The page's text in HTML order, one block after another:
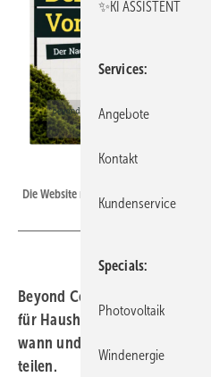
Die Website mit der Beta-Version des
Beyond Content bietet im
für Haushalte an. Der
wann und für wen es sich
teilen.
✨KI ASSISTENT
Services
Angebote
Kontakt
Kundenservice
Specials
Photovoltaik
Windenergie